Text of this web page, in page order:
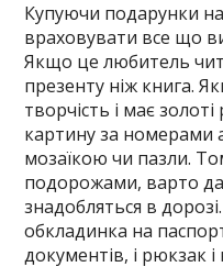
Купуючи подарунки
враховувати все що
Якщо це любитель
презенту ніж книга.
творчість і має
картину за номерами
мозаїкою чи пазли.
подорожами, варто
знадобляться в
обкладинка на
документів, і рюкзак